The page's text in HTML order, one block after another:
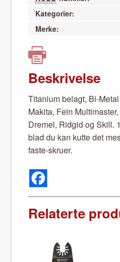
Kategorier:
Merke:
Beskrivelse
Tita­ni­um belagt, Bi-
Maki­ta, Fein
Dremel, Ridgid og Skill.
blad du kan kutte det
faste-skruer.
Relaterte